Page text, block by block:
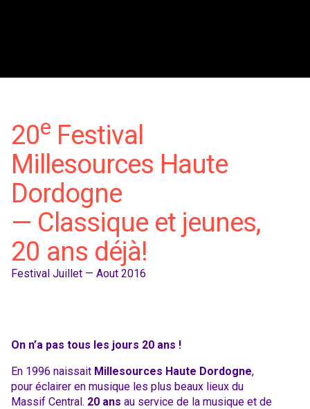
20e Festival
Millesources Haute
Dordogne
— Classique et jeunes,
20 ans déjà!
Festival Juillet — Aout 2016
On n’a pas tous les jours 20 ans !
En 1996 naissait Millesources Haute Dordogne,
pour éclairer en musique les plus beaux lieux du
Massif Central. 20 ans au service de la musique et de